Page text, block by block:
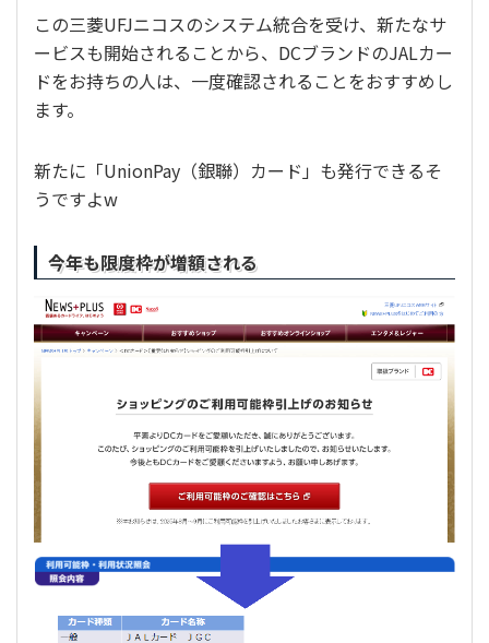
この三菱UFJニコスのシステム統合を受け、新たなサ
ービスも開始されることから、DCブランドのJALカー
ドをお持ちの人は、一度確認されることをおすすめし
ます。
新たに「UnionPay（銀聯）カード」も発行できるそ
うですよw
今年も限度枠が増額される